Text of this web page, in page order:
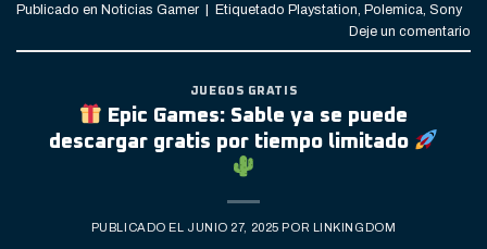
Publicado en Noticias Gamer | Etiquetado Playstation Polemica Sony
Deje un comentario
JUEGOS GRATIS
Epic Games: Sable ya se puede
descargar gratis por tiempo limitado
PUBLICADO EL JUNIO 27, 2025 POR LINKINGDOM